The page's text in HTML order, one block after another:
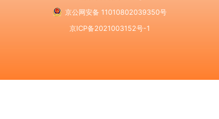
京公网安备 11010802039350号
京ICP备2021003152号-1